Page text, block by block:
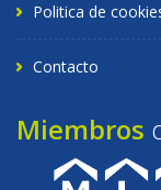
Politica de
Contacto
Miembros